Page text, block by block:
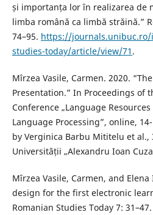
și importanța lor în realizarea de
limba română ca limbă străină.”
74–95. https://
studies-today/article/view/71 .
Mîrzea Vasile, Carmen. 2020.
Presentation.” In Proceedings of
Conference „Language
Language Processing”, online,
by Verginica Barbu Mititelu et al.,
Universității „Alexandru Ioan
Mîrzea Vasile, Carmen, and
design for the first electronic
Romanian Studies Today 7: